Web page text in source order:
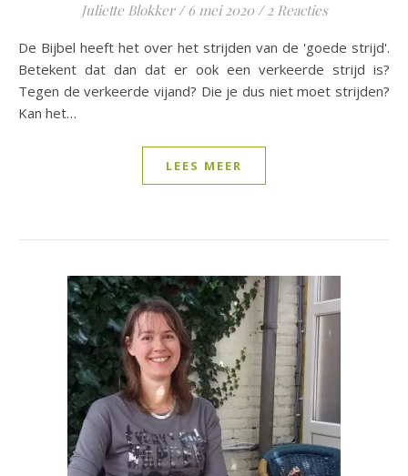
Juliette Blokker / 6 mei 2020 / 2 Reacties
De Bijbel heeft het over het strijden van de 'goede strijd'.
Betekent dat dan dat er ook een verkeerde strijd is?
Tegen de verkeerde vijand? Die je dus niet moet strijden?
Kan het…
LEES MEER